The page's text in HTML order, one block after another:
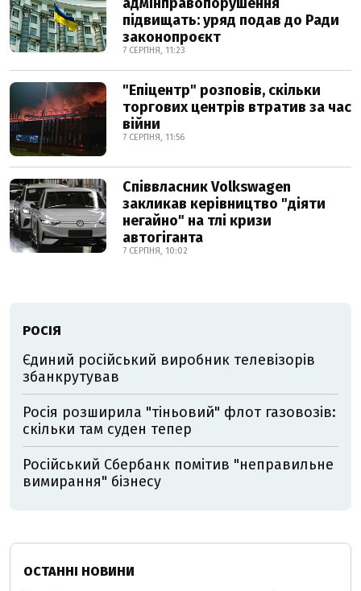
адмінправопорушення
підвищать: уряд подав до Ради
законопроєкт
7 СЕРПНЯ, 11:23
"Епіцентр" розповів, скільки
торгових центрів втратив за час
війни
7 СЕРПНЯ, 11:56
Співвласник Volkswagen
закликав керівництво "діяти
негайно" на тлі кризи
автогіганта
7 СЕРПНЯ, 10:02
РОСІЯ
Єдиний російський виробник телевізорів
збанкрутував
Росія розширила "тіньовий" флот газовозів:
скільки там суден тепер
Російський Сбербанк помітив "неправильне
вимирання" бізнесу
ОСТАННІ НОВИНИ